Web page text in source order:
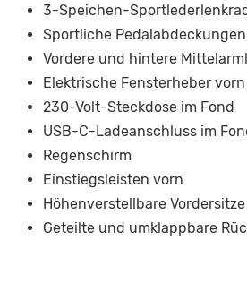
3-Speichen-
Sportliche Pedalabdeckungen
Vordere und hintere
Elektrische Fensterheber
230-Volt-Steckdose im Fond
USB-C-Ladeanschluss im
Regenschirm
Einstiegsleisten vorn
Höhenverstellbare Vordersitze
Geteilte und umklappbare